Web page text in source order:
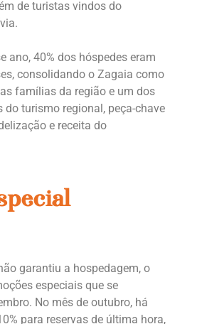
de turistas vindos do
ano, 40% dos hóspedes eram
consolidando o Zagaia como
famílias da região e um dos
do turismo regional, peça-chave
e receita do
garantiu a hospedagem, o
especiais que se
No mês de outubro, há
para reservas de última hora,